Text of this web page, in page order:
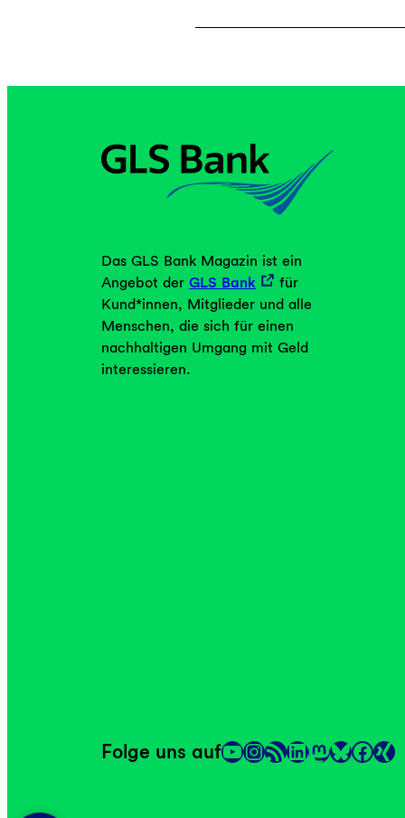
Das GLS Bank Magazin ist ein
Angebot der GLS Bank
für
Kund*innen, Mitglieder und alle
Menschen, die sich für einen
nachhaltigen Umgang mit Geld
interessieren.
Folge uns aufYouTube InstagramRSS-Feed LinkedIn Mastodon Link Facebook Link